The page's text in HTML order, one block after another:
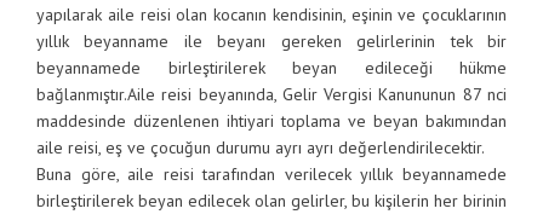
yapılarak aile reisi olan kocanın kendisinin, eşinin ve çocuklarının
yıllık beyanname ile beyanı gereken gelirlerinin tek bir
beyannamede birleştirilerek beyan edileceği hükme
bağlanmıştır.Aile reisi beyanında, Gelir Vergisi Kanununun 87 nci
maddesinde düzenlenen ihtiyari toplama ve beyan bakımından
aile reisi, eş ve çocuğun durumu ayrı ayrı değerlendirilecektir.
Buna göre, aile reisi tarafından verilecek yıllık beyannamede
birleştirilerek beyan edilecek olan gelirler, bu kişilerin her birinin